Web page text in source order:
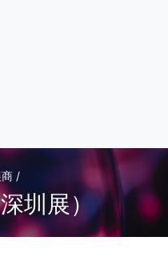
/
圳展）